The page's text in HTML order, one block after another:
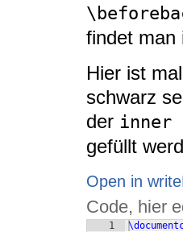
findet
Hier ist
schwarz
der inner
gefüllt
Open in
Code, hier
1